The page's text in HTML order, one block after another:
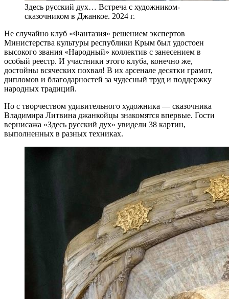
Здесь русский дух… Встреча с художником-
сказочником в Джанкое. 2024 г.
Не случайно клуб «Фантазия» решением экспертов
Министерства культуры республики Крым был удостоен
высокого звания «Народный» коллектив с занесением в
особый реестр. И участники этого клуба, конечно же,
достойны всяческих похвал! В их арсенале десятки грамот,
дипломов и благодарностей за чудесный труд и поддержку
народных традиций.
Но с творчеством удивительного художника — сказочника
Владимира Литвина джанкойцы знакомятся впервые. Гости
вернисажа «Здесь русский дух» увидели 38 картин,
выполненных в разных техниках.